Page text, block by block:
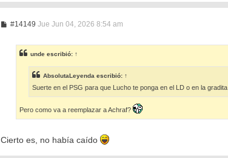
#14149M
a
j
e
Jue Jun 04, 2026 8:54 am
unde escribió: ↑
AbsolutaLeyenda escribió: ↑
Suerte en el PSG para que Lucho te ponga en el LD o en la gradita
Pero como va a reemplazar a Achraf?
Cierto es, no había caído